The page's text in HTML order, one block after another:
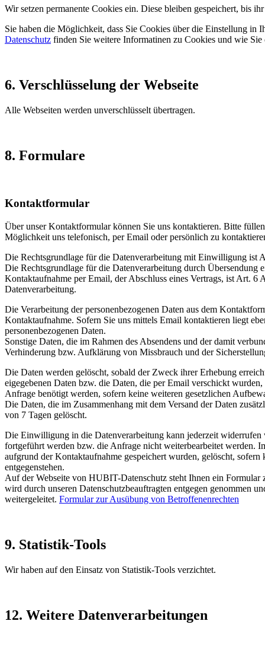
Wir setzen permanente Cookies ein. Diese bleiben gespeichert, bis
Sie haben die Möglichkeit, dass Sie Cookies über die Einstellung in
Datenschutz finden Sie weitere Informatinen zu Cookies und wie Sie
6. Verschlüsselung der Webseite
Alle Webseiten werden unverschlüsselt übertragen.
8. Formulare
Kontaktformular
Über unser Kontaktformular können Sie uns kontaktieren. Bitte
Möglichkeit uns telefonisch, per Email oder persönlich zu
Die Rechtsgrundlage für die Datenverarbeitung mit Einwilligung ist
Die Rechtsgrundlage für die Datenverarbeitung durch
Kontaktaufnahme per Email, der Abschluss eines Vertrags, ist Art.
Datenverarbeitung.
Die Verarbeitung der personenbezogenen Daten aus dem
Kontaktaufnahme. Sofern Sie uns mittels Email kontaktieren liegt
personenbezogenen Daten.
Sonstige Daten, die im Rahmen des Absendens und der damit
Verhinderung bzw. Aufklärung von Missbrauch und der
Die Daten werden gelöscht, sobald der Zweck ihrer Erhebung
eigegebenen Daten bzw. die Daten, die per Email verschickt
Anfrage benötigt werden, sofern keine weiteren gesetzlichen
Die Daten, die im Zusammenhang mit dem Versand der Daten
von 7 Tagen gelöscht.
Die Einwilligung in die Datenverarbeitung kann jederzeit
fortgeführt werden bzw. die Anfrage nicht weiterbearbeitet werden.
aufgrund der Kontaktaufnahme gespeichert wurden, gelöscht,
entgegenstehen.
Auf der Webseite von HUBIT-Datenschutz steht Ihnen ein
wird durch unseren Datenschutzbeauftragten entgegen genommen
weitergeleitet. Formular zur Ausübung von Betroffenenrechten
9. Statistik-Tools
Wir haben auf den Einsatz von Statistik-Tools verzichtet.
12. Weitere Datenverarbeitungen